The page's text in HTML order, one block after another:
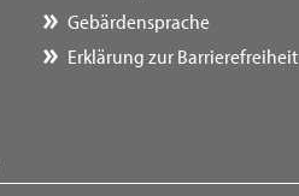
Gebärdensprache
Erklärung zur Barrierefreiheit